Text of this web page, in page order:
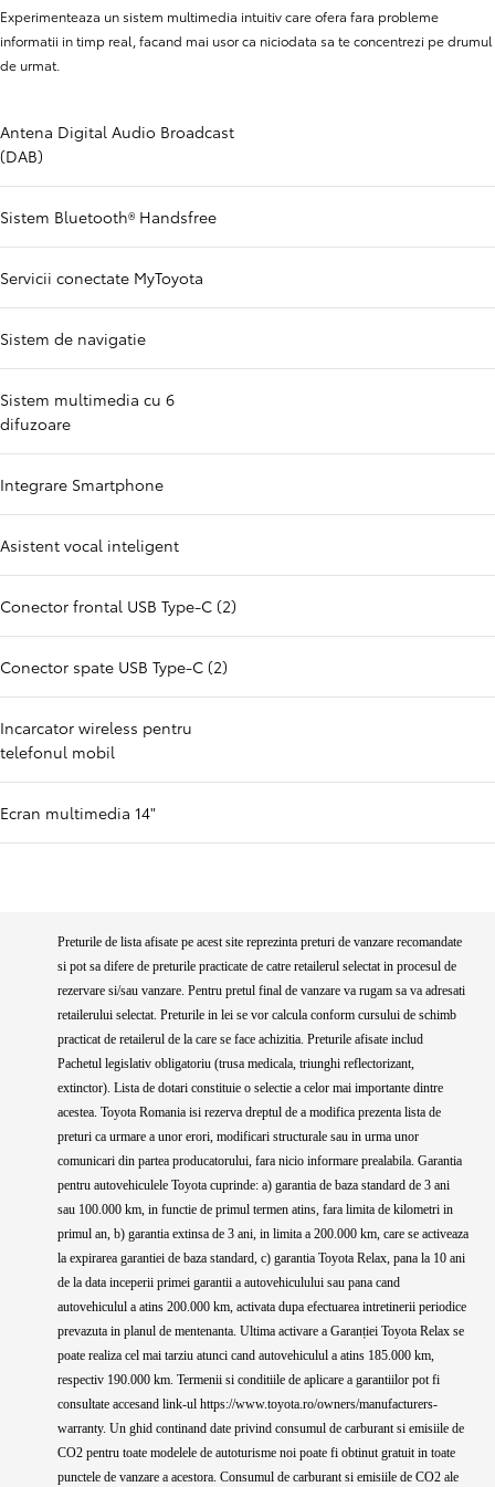
Experimenteaza un sistem multimedia intuitiv care ofera fara probleme
informatii in timp real, facand mai usor ca niciodata sa te concentrezi pe drumul
de urmat.
Antena Digital Audio Broadcast
(DAB)
Sistem Bluetooth® Handsfree
Servicii conectate MyToyota
Sistem de navigatie
Sistem multimedia cu 6
difuzoare
Integrare Smartphone
Asistent vocal inteligent
Conector frontal USB Type-C (2)
Conector spate USB Type-C (2)
Incarcator wireless pentru
telefonul mobil
Ecran multimedia 14"
Preturile de lista afisate pe acest site reprezinta preturi de vanzare recomandate
si pot sa difere de preturile practicate de catre retailerul selectat in procesul de
rezervare si/sau vanzare. Pentru pretul final de vanzare va rugam sa va adresati
retailerului selectat. Preturile in lei se vor calcula conform cursului de schimb
practicat de retailerul de la care se face achizitia. Preturile afisate includ
Pachetul legislativ obligatoriu (trusa medicala, triunghi reflectorizant,
extinctor). Lista de dotari constituie o selectie a celor mai importante dintre
acestea. Toyota Romania isi rezerva dreptul de a modifica prezenta lista de
preturi ca urmare a unor erori, modificari structurale sau in urma unor
comunicari din partea producatorului, fara nicio informare prealabila. Garantia
pentru autovehiculele Toyota cuprinde: a) garantia de baza standard de 3 ani
sau 100.000 km, in functie de primul termen atins, fara limita de kilometri in
primul an, b) garantia extinsa de 3 ani, in limita a 200.000 km, care se activeaza
la expirarea garantiei de baza standard, c) garantia Toyota Relax, pana la 10 ani
de la data inceperii primei garantii a autovehiculului sau pana cand
autovehiculul a atins 200.000 km, activata dupa efectuarea intretinerii periodice
prevazuta in planul de mentenanta. Ultima activare a Garanției Toyota Relax se
poate realiza cel mai tarziu atunci cand autovehiculul a atins 185.000 km,
respectiv 190.000 km. Termenii si conditiile de aplicare a garantiilor pot fi
consultate accesand link-ul https://www.toyota.ro/owners/manufacturers-
warranty. Un ghid continand date privind consumul de carburant si emisiile de
CO2 pentru toate modelele de autoturisme noi poate fi obtinut gratuit in toate
punctele de vanzare a acestora. Consumul de carburant si emisiile de CO2 ale